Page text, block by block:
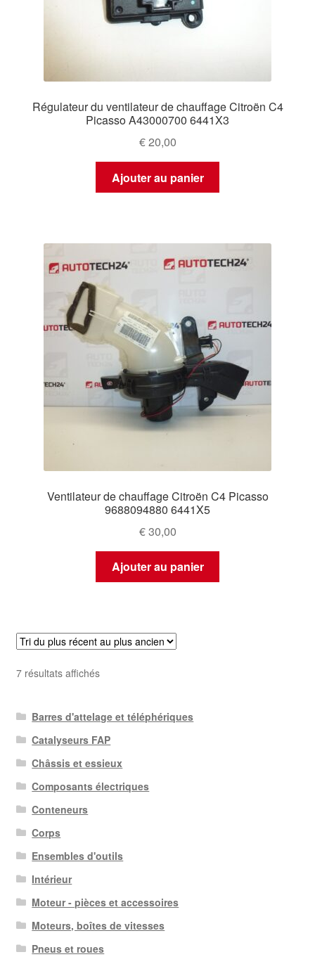
Régulateur du ventilateur de chauffage Citroën C4
Picasso A43000700 6441X3
€20,00
Ajouter au panier
Ventilateur de chauffage Citroën C4 Picasso
9688094880 6441X5
€30,00
Ajouter au panier
7 résultats affichésTrié
récent
au
plus
ancien
Barres d'attelage et téléphériques
Catalyseurs FAP
Châssis et essieux
Composants électriques
Conteneurs
Corps
Ensembles d'outils
Intérieur
Moteur - pièces et accessoires
Moteurs, boîtes de vitesses
Pneus et roues